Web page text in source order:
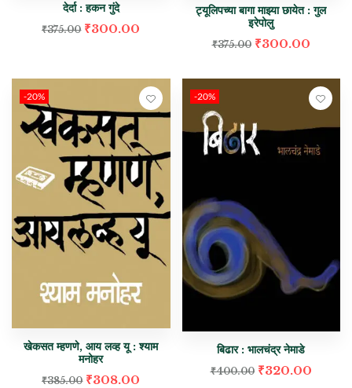
देर्दा : हकन गुंदे
₹375.00 ₹300.00
ट्यूलिपच्या बागा माझ्या छायेत : गुल
इरेपोलु
₹375.00 ₹300.00
-20%
खेकसत म्हणणे, आय लव्ह यू : श्याम
मनोहर
₹385.00 ₹308.00
-20%
बिढार : भालचंद्र नेमाडे
₹400.00 ₹320.00